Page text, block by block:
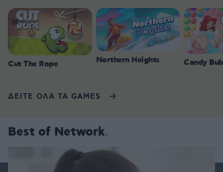
Cut The Rope Northern Heights Candy
ΔΕΙΤΕ ΟΛΑ ΤΑ GAMES
Best of Network